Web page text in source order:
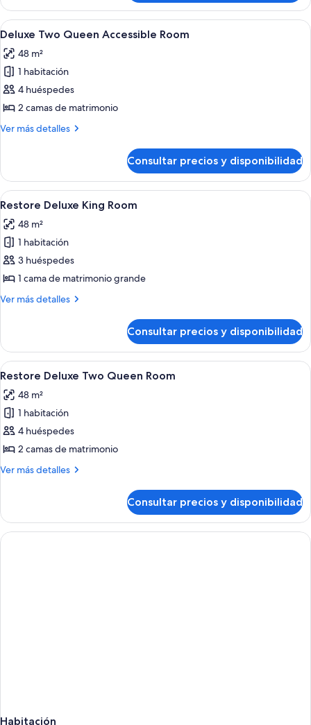
Room
Accessible
Abrir
todas
las
fotos
de
Deluxe
Two
Room
Habitación de hotel con dos camas,
7
Deluxe Two Queen Accessible Room
48 m²
1 habitación
4 huéspedes
2 camas de matrimonio
Ver más detalles
Más
Two
Queen
Accessible
Consultar precios y disponibilidad
Abrir
todas
las
fotos
de
Restore
Deluxe
Una habitación de hotel con una
5
Restore Deluxe King Room
48 m²
1 habitación
3 huéspedes
1 cama de matrimonio grande
Ver más detalles
Más
Deluxe
King
Room
Consultar precios y disponibilidad
Abrir
todas
las
fotos
de
Restore
Deluxe
Room
Habitación de hotel con dos camas,
7
Restore Deluxe Two Queen Room
48 m²
1 habitación
4 huéspedes
2 camas de matrimonio
Ver más detalles
Más
Deluxe
Two
Queen
Consultar precios y disponibilidad
Habitación